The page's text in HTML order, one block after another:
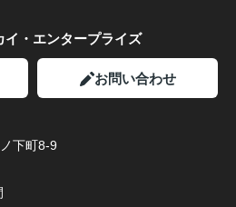
イ・エンタープライズ
お問い合わせ
下町8-9